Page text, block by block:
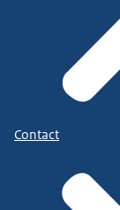
Contact